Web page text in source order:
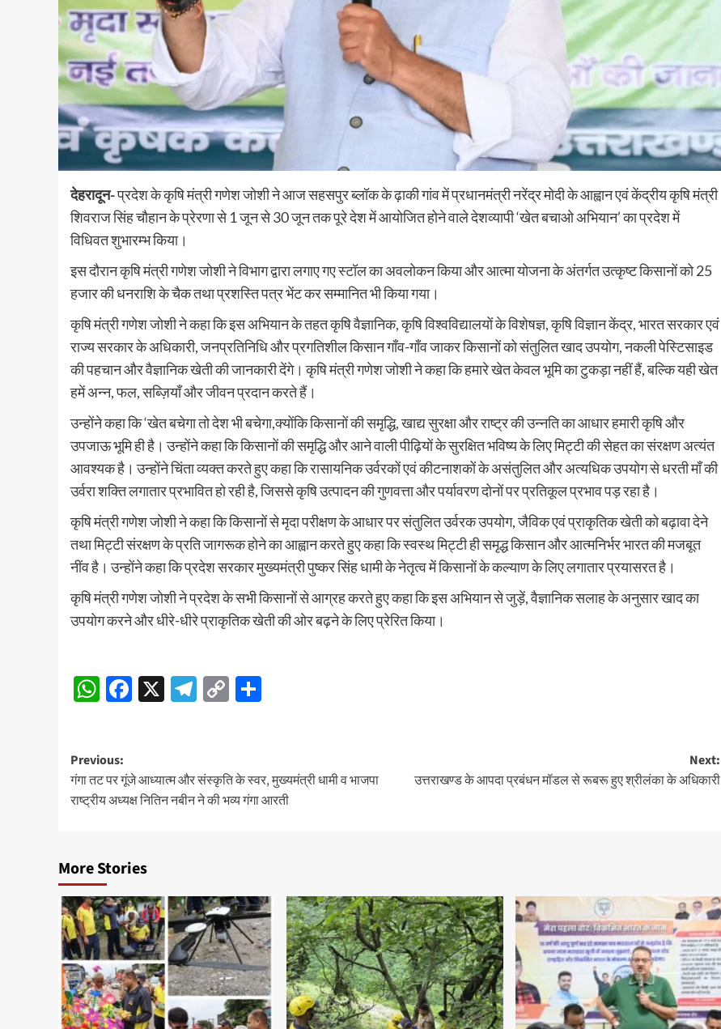
देहरादून-प्रदेश के कृषि मंत्री गणेश जोशी ने आज सहसपुर ब्लॉक के ढ़ाकी गांव में प्रधानमंत्री नरेंद्र मोदी के आह्वान एवं केंद्रीय कृषि मंत्री
शिवराज सिंह चौहान के प्रेरणा से 1 जून से 30 जून तक पूरे देश में आयोजित होने वाले देशव्यापी ‘खेत बचाओ अभियान’ का प्रदेश में
विधिवत शुभारम्भ किया।
इस दौरान कृषि मंत्री गणेश जोशी ने विभाग द्वारा लगाए गए स्टॉल का अवलोकन किया और आत्मा योजना के अंतर्गत उत्कृष्ट किसानों को 25
हजार की धनराशि के चैक तथा प्रशस्ति पत्र भेंट कर सम्मानित भी किया गया।
कृषि मंत्री गणेश जोशी ने कहा कि इस अभियान के तहत कृषि वैज्ञानिक, कृषि विश्वविद्यालयों के विशेषज्ञ, कृषि विज्ञान केंद्र, भारत सरकार एवं
राज्य सरकार के अधिकारी, जनप्रतिनिधि और प्रगतिशील किसान गाँव-गाँव जाकर किसानों को संतुलित खाद उपयोग, नकली पेस्टिसाइड
की पहचान और वैज्ञानिक खेती की जानकारी देंगे। कृषि मंत्री गणेश जोशी ने कहा कि हमारे खेत केवल भूमि का टुकड़ा नहीं हैं, बल्कि यही खेत
हमें अन्न, फल, सब्ज़ियाँ और जीवन प्रदान करते हैं।
उन्होंने कहा कि ‘खेत बचेगा तो देश भी बचेगा,क्योंकि किसानों की समृद्धि, खाद्य सुरक्षा और राष्ट्र की उन्नति का आधार हमारी कृषि और
उपजाऊ भूमि ही है। उन्होंने कहा कि किसानों की समृद्धि और आने वाली पीढ़ियों के सुरक्षित भविष्य के लिए मिट्टी की सेहत का संरक्षण अत्यंत
आवश्यक है। उन्होंने चिंता व्यक्त करते हुए कहा कि रासायनिक उर्वरकों एवं कीटनाशकों के असंतुलित और अत्यधिक उपयोग से धरती माँ की
उर्वरा शक्ति लगातार प्रभावित हो रही है, जिससे कृषि उत्पादन की गुणवत्ता और पर्यावरण दोनों पर प्रतिकूल प्रभाव पड़ रहा है।
कृषि मंत्री गणेश जोशी ने कहा कि किसानों से मृदा परीक्षण के आधार पर संतुलित उर्वरक उपयोग, जैविक एवं प्राकृतिक खेती को बढ़ावा देने
तथा मिट्टी संरक्षण के प्रति जागरूक होने का आह्वान करते हुए कहा कि स्वस्थ मिट्टी ही समृद्ध किसान और आत्मनिर्भर भारत की मजबूत
नींव है। उन्होंने कहा कि प्रदेश सरकार मुख्यमंत्री पुष्कर सिंह धामी के नेतृत्व में किसानों के कल्याण के लिए लगातार प्रयासरत है।
कृषि मंत्री गणेश जोशी ने प्रदेश के सभी किसानों से आग्रह करते हुए कहा कि इस अभियान से जुड़ें, वैज्ञानिक सलाह के अनुसार खाद का
उपयोग करने और धीरे-धीरे प्राकृतिक खेती की ओर बढ़ने के लिए प्रेरित किया।
WhatsApp
Facebook
X Telegram
Copy
Post
navigation
Previous:
गंगा तट पर गूंजे आध्यात्म और संस्कृति के स्वर, मुख्यमंत्री धामी व भाजपा
राष्ट्रीय अध्यक्ष नितिन नबीन ने की भव्य गंगा आरती
Next:
उत्तराखण्ड के आपदा प्रबंधन मॉडल से रूबरू हुए श्रीलंका के अधिकारी
More Stories